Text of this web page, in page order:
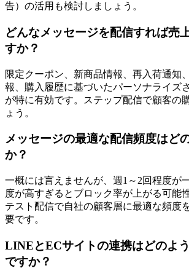
告）の活用も検討しましょう。
どんなメッセージを配信すれば売
すか？
限定クーポン、新商品情報、再入荷通知
報、購入履歴に基づいたパーソナライズ
が特に有効です。ステップ配信で顧客の
ょう。
メッセージの最適な配信頻度はど
か？
一概には言えませんが、週1～2回程度が
度が高すぎるとブロック率が上がる可能
テスト配信で自社の顧客層に最適な頻度
要です。
LINEとECサイトの連携はどのよ
ですか？